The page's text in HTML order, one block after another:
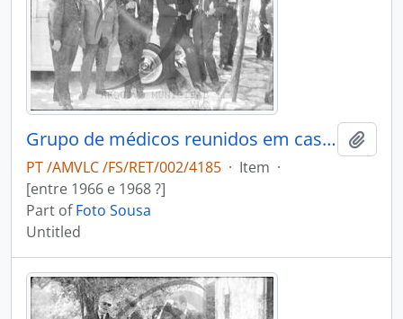
Grupo de médicos reunidos em casa do Dr. António Duarte Teixeira da Silva
PT /AMVLC /FS/RET/002/4185 · Item ·
[entre 1966 e 1968 ?]
Part ofFoto Sousa
Untitled